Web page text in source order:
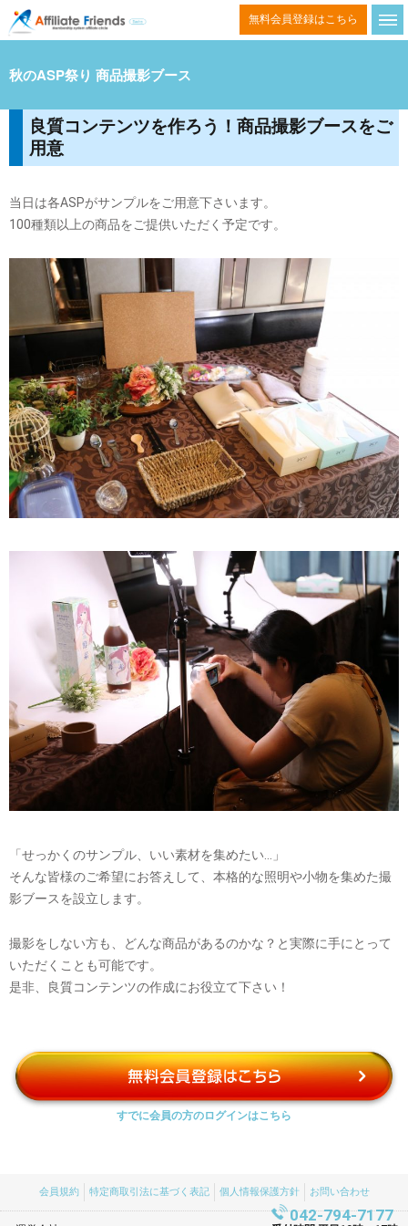
ン
ン
ツ
ス
ッ
無料会員登録はこちら
秋のASP祭り 商品撮影ブース
良質コンテンツを作ろう！商品撮影ブースをご
用意
当日は各ASPがサンプルをご用意下さいます。
100種類以上の商品をご提供いただく予定です。
「せっかくのサンプル、いい素材を集めたい…」
そんな皆様のご希望にお答えして、本格的な照明や小物を集めた撮
影ブースを設立します。
撮影をしない方も、どんな商品があるのかな？と実際に手にとって
いただくことも可能です。
是非、良質コンテンツの作成にお役立て下さい！
すでに会員の方のログインはこちら
会員規約 特定商取引法に基づく表記 個人情報保護方針 お問い合わせ
042-794-7177